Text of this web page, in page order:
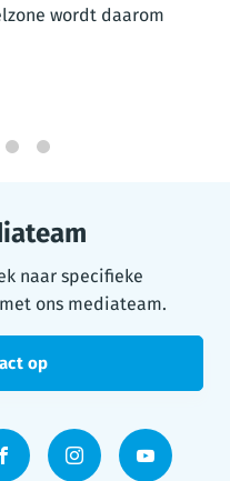
wordt daarom
naar specifieke
ons mediateam.
op